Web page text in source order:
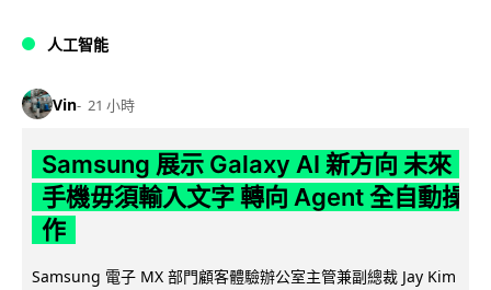
人工智能
Vin 21 小時
Samsung 展示 Galaxy AI 新方向 未來
手機毋須輸入文字 轉向 Agent 全自動操
作
Samsung 電子 MX 部門顧客體驗辦公室主管兼副總裁 Jay Kim